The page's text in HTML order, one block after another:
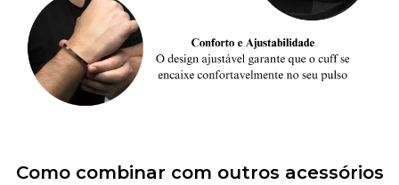
Como combinar com outros acessórios